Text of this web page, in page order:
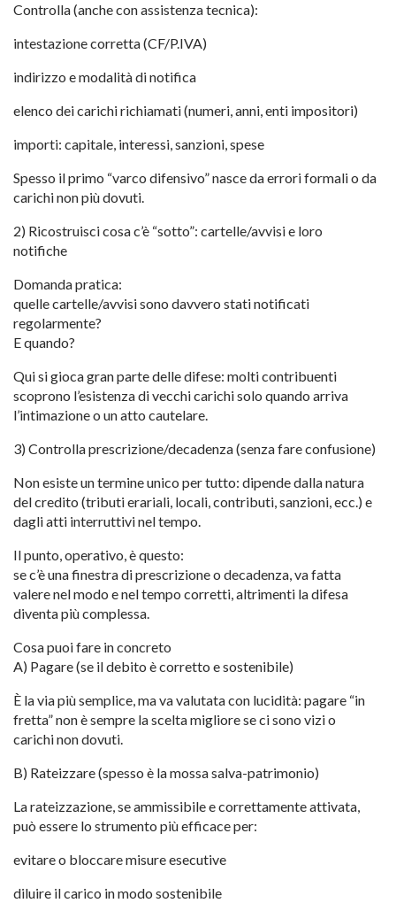
Controlla (anche con assistenza tecnica):
intestazione corretta (CF/P.IVA)
indirizzo e modalità di notifica
elenco dei carichi richiamati (numeri, anni, enti impositori)
importi: capitale, interessi, sanzioni, spese
Spesso il primo “varco difensivo” nasce da errori formali o da
carichi non più dovuti.
2) Ricostruisci cosa c’è “sotto”: cartelle/avvisi e loro
notifiche
Domanda pratica:
quelle cartelle/avvisi sono davvero stati notificati
regolarmente?
E quando?
Qui si gioca gran parte delle difese: molti contribuenti
scoprono l’esistenza di vecchi carichi solo quando arriva
l’intimazione o un atto cautelare.
3) Controlla prescrizione/decadenza (senza fare confusione)
Non esiste un termine unico per tutto: dipende dalla natura
del credito (tributi erariali, locali, contributi, sanzioni, ecc.) e
dagli atti interruttivi nel tempo.
Il punto, operativo, è questo:
se c’è una finestra di prescrizione o decadenza, va fatta
valere nel modo e nel tempo corretti, altrimenti la difesa
diventa più complessa.
Cosa puoi fare in concreto
A) Pagare (se il debito è corretto e sostenibile)
È la via più semplice, ma va valutata con lucidità: pagare “in
fretta” non è sempre la scelta migliore se ci sono vizi o
carichi non dovuti.
B) Rateizzare (spesso è la mossa salva-patrimonio)
La rateizzazione, se ammissibile e correttamente attivata,
può essere lo strumento più efficace per:
evitare o bloccare misure esecutive
diluire il carico in modo sostenibile